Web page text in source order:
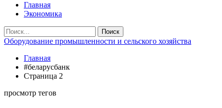
Главная
Экономика
Оборудование промышленности и сельского хозяйства
Главная
#беларусбанк
Страница 2
просмотр тегов